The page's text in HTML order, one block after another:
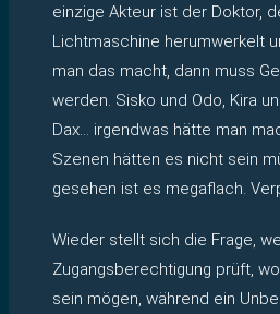
einzige Akteur ist der Doktor,
Lichtmaschine herumwerkelt
man das macht, dann muss
werden. Sisko und Odo, Kira
Dax… irgendwas hätte man
Szenen hätten es nicht sein
gesehen ist es megaflach.
Wieder stellt sich die Frage,
Zugangsberechtigung prüft,
sein mögen, während ein